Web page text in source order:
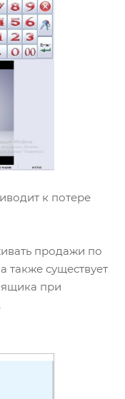
к потере
продажи по
также существует
при